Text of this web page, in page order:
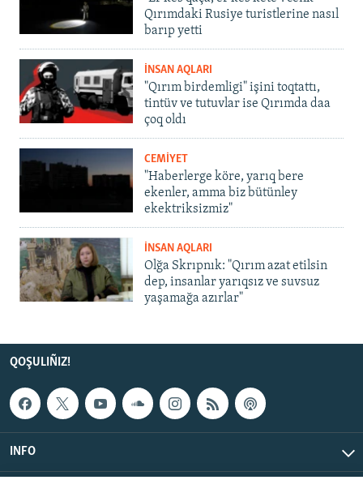
Qırımdaki Rusiye turistlerine nasıl
barıp yetti
İNSAN AQLARI
"Qırım birdemligi" işini toqtattı,
tintüv ve tutuvlar ise Qırımda daa
çoq oldı
CEMİYET
"Haberlerge köre, yarıq bere
ekenler, amma biz bütünley
ekektriksizmiz"
İNSAN AQLARI
Olğa Skrıpnık: "Qırım azat etilsin
dep, insanlar yarıqsız ve suvsuz
yaşamağa azırlar"
QOŞULIÑIZ!
INFO